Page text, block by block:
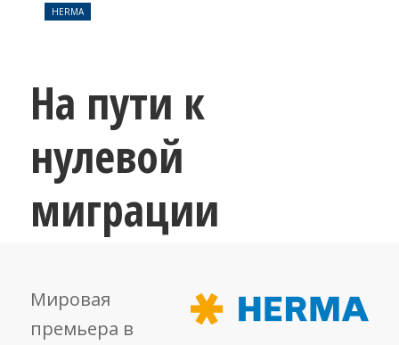
HERMA
На пути к
нулевой
миграции
Мировая
премьера в